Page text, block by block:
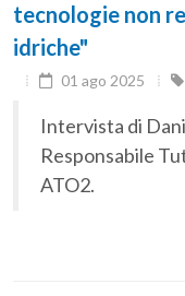
tecnologie non
idriche"
01 ago 2025
Intervista di
Responsabile
ATO2.